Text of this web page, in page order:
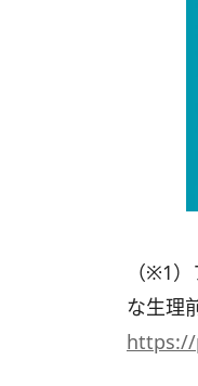
（※1
な生理
https://